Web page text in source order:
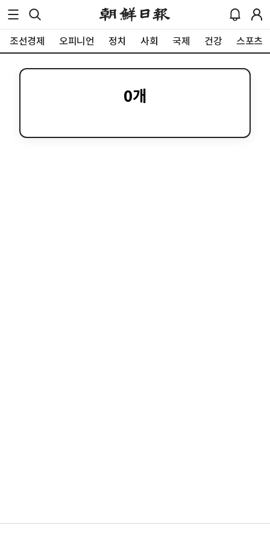
조선경제 오피니언 정치 사회 국제 건강 스포츠
0개